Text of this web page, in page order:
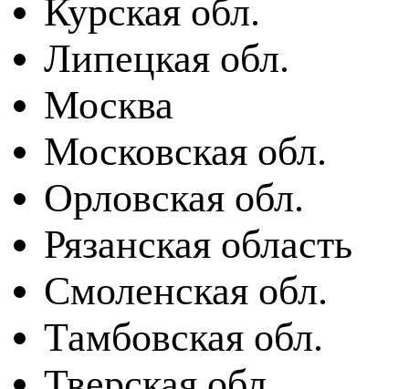
Курская обл.
Липецкая обл.
Москва
Московская обл.
Орловская обл.
Рязанская область
Смоленская обл.
Тамбовская обл.